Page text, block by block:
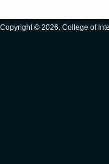
Copyright © 2026. College of